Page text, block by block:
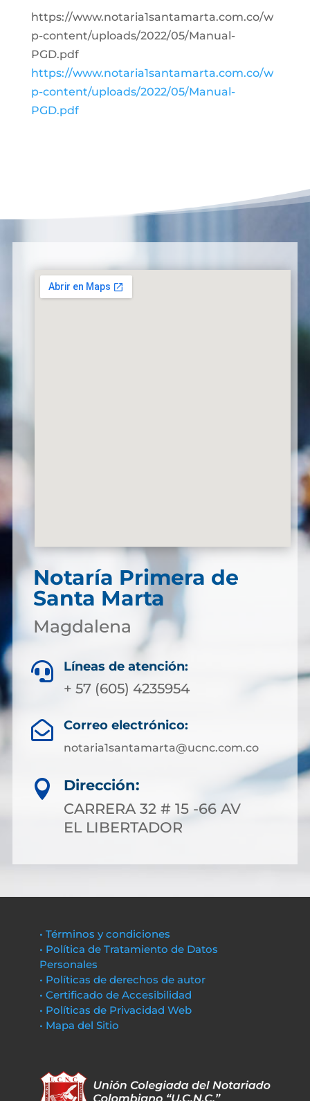
https://www.notaria1santamarta.com.co/w
p-content/uploads/2022/05/Manual-
PGD.pdf
https://www.notaria1santamarta.com.co/w
p-content/uploads/2022/05/Manual-
PGD.pdf
Notaría Primera de
Santa Marta
Magdalena
 Líneas de atención:
+ 57 (605) 4235954
 Correo electrónico:
notaria1santamarta@ucnc.com.co

Dirección:
CARRERA 32 # 15 -66 AV
EL LIBERTADOR
• Términos y condiciones
• Política de Tratamiento de Datos
Personales
• Políticas de derechos de autor
• Certificado de Accesibilidad
• Políticas de Privacidad Web
• Mapa del Sitio